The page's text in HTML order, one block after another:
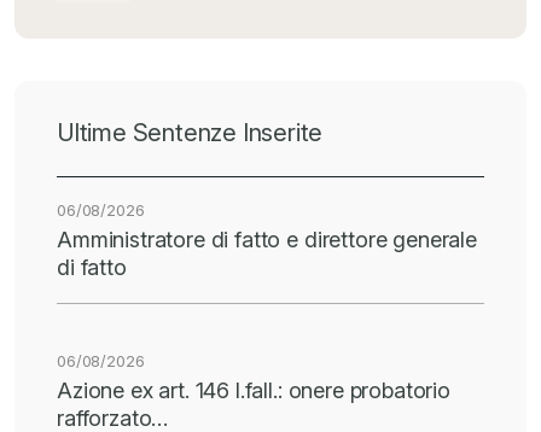
Ultime Sentenze Inserite
06/08/2026
Amministratore di fatto e direttore generale
di fatto
06/08/2026
Azione ex art. 146 l.fall.: onere probatorio
rafforzato…